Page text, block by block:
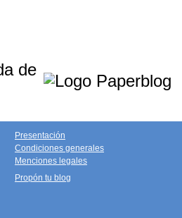
de
Presentación
Condiciones generales
Menciones legales
Propón tu blog